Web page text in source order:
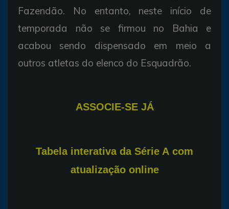
Fazendão. No entanto, neste início de
temporada não se firmou no Bahia e
acabou sendo dispensado em meio a
outros atletas do elenco do Esquadrão.
ASSOCIE-SE JÁ
Tabela interativa da Série A com
atualização online